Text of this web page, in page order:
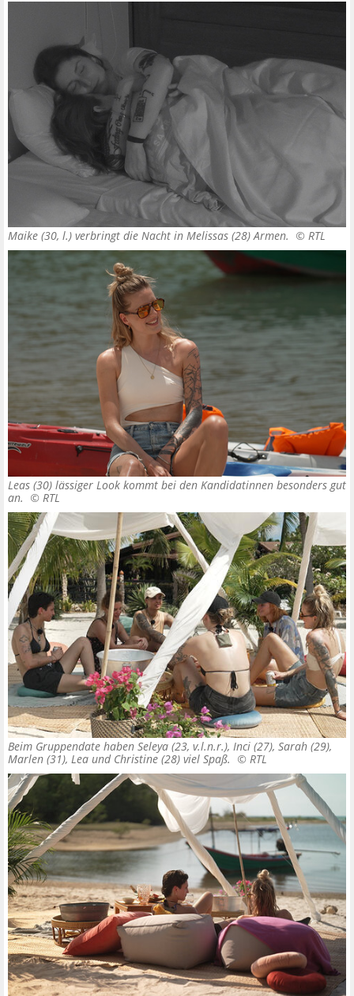
Maike (30, l.) verbringt die Nacht in Melissas (28) Armen. © RTL
Leas (30) lässiger Look kommt bei den Kandidatinnen besonders gut
an. © RTL
Beim Gruppendate haben Seleya (23, v.l.n.r.), Inci (27), Sarah (29),
Marlen (31), Lea und Christine (28) viel Spaß. © RTL